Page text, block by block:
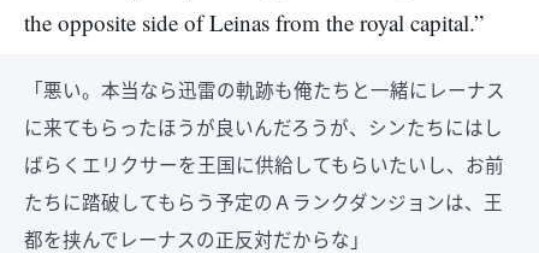
the opposite side of Leinas from the royal capital.”
「悪い。本当なら迅雷の軌跡も俺たちと一緒にレーナス
に来てもらったほうが良いんだろうが、シンたちにはし
ばらくエリクサーを王国に供給してもらいたいし、お前
たちに踏破してもらう予定のＡランクダンジョンは、王
都を挟んでレーナスの正反対だからな」